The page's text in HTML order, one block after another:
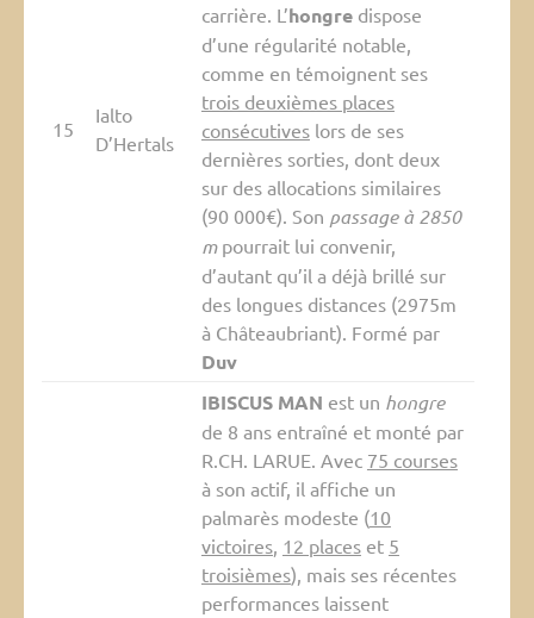
15
Ialto
D’Hertals
carrière. L’hongredispose
d’une régularité notable,
comme en témoignent ses
trois deuxièmes places
consécutiveslors de ses
dernières sorties, dont deux
sur des allocations similaires
(90 000€). Son passage à 2850
mpourrait lui convenir,
d’autant qu’il a déjà brillé sur
des longues distances (2975m
à Châteaubriant). Formé par
Duv
IBISCUS MAN est un hongre
de 8 ans entraîné et monté par
R.CH. LARUE. Avec 75 courses
à son actif, il affiche un
palmarès modeste (10
victoires, 12 placeset 5
troisièmes), mais ses récentes
performances laissent